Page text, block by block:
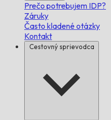
Prečo potrebujem IDP?
Záruky
Často kladené otázky
Kontakt
Cestovný sprievodca